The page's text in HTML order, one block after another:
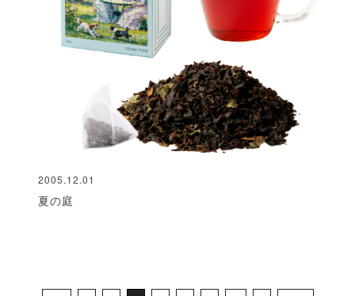
2005.12.01
夏の庭